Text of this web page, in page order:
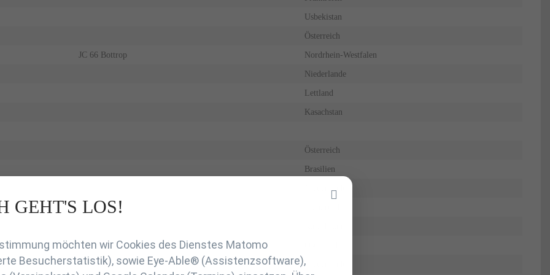
Usbekistan
Österreich
JC 66 Bottrop Nordrhein-Westfalen
Niederlande
Lettland
Kasachstan
Österreich
Brasilien
Niederlande
GEHT'S LOS!
möchten wir Cookies des Dienstes Matomo
Besucherstatistik), sowie Eye-Able® (Assistenzsoftware),